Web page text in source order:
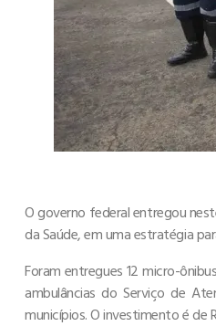
O governo federal entregou
da Saúde, em uma estratégia
Foram entregues 12 micro-
ambulâncias do Serviço de
municípios. O investimento é de